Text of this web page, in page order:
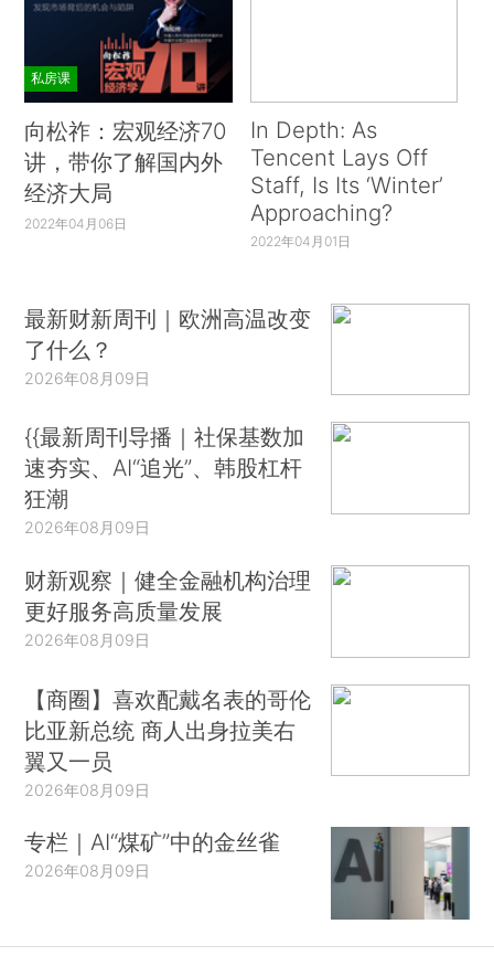
私房课
向松祚：宏观经济70
讲，带你了解国内外
经济大局
2022年04月06日
In Depth: As
Tencent Lays Off
Staff, Is Its ‘Winter’
Approaching?
2022年04月01日
最新财新周刊｜欧洲高温改变
了什么？
2026年08月09日
{{最新周刊导播｜社保基数加
速夯实、AI“追光”、韩股杠杆
狂潮
2026年08月09日
财新观察｜健全金融机构治理
更好服务高质量发展
2026年08月09日
【商圈】喜欢配戴名表的哥伦
比亚新总统 商人出身拉美右
翼又一员
2026年08月09日
专栏｜AI“煤矿”中的金丝雀
2026年08月09日